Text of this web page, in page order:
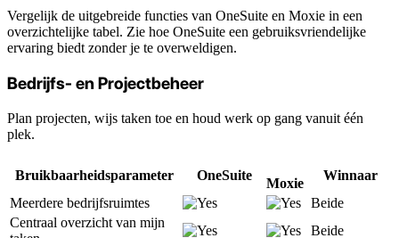
Vergelijk de uitgebreide functies van OneSuite en Moxie in een
overzichtelijke tabel. Zie hoe OneSuite een gebruiksvriendelijke
ervaring biedt zonder je te overweldigen.
Bedrijfs- en Projectbeheer
Plan projecten, wijs taken toe en houd werk op gang vanuit één
plek.
Bruikbaarheidsparameter OneSuite
Moxie
Winnaar
Meerdere bedrijfsruimtes
Beide
Centraal overzicht van mijn
Beide